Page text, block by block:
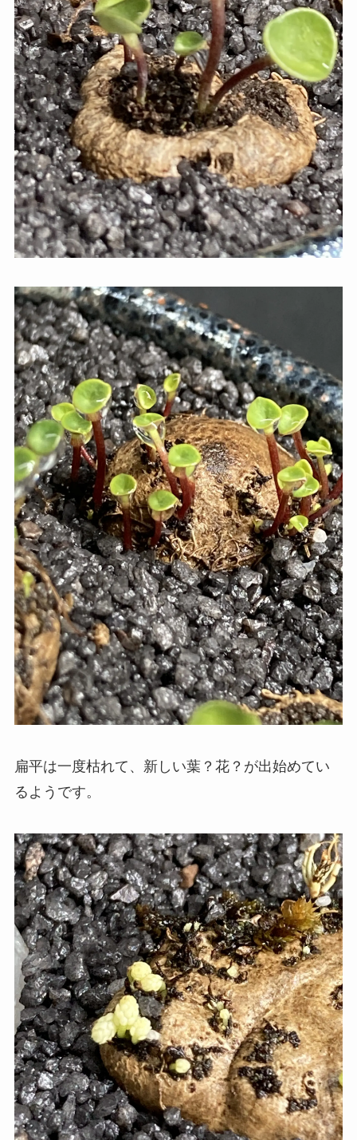
扁平は一度枯れて、新しい葉？花？が出始めてい
るようです。